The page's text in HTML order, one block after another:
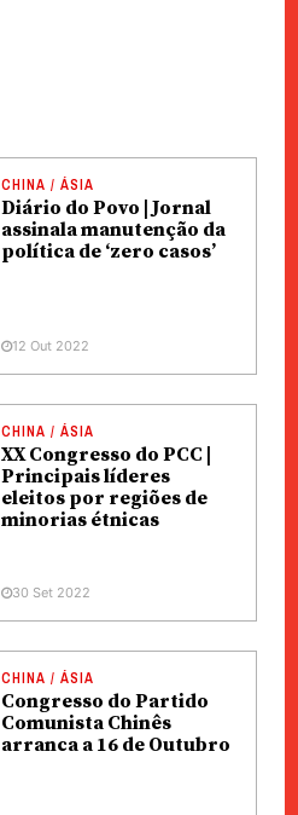
CHINA / ÁSIA
Diário do Povo | Jornal
assinala manutenção da
política de ‘zero casos’
12 Out 2022
CHINA / ÁSIA
XX Congresso do PCC |
Principais líderes
eleitos por regiões de
minorias étnicas
30 Set 2022
CHINA / ÁSIA
Congresso do Partido
Comunista Chinês
arranca a 16 de Outubro